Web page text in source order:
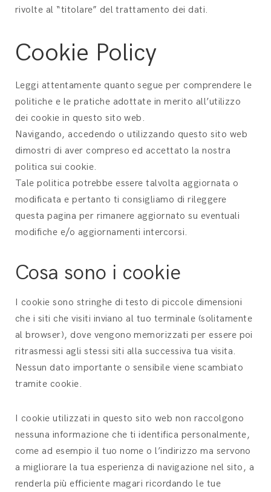
rivolte al “titolare” del trattamento dei dati.
Cookie Policy
Leggi attentamente quanto segue per comprendere le
politiche e le pratiche adottate in merito all’utilizzo
dei cookie in questo sito web.
Navigando, accedendo o utilizzando questo sito web
dimostri di aver compreso ed accettato la nostra
politica sui cookie.
Tale politica potrebbe essere talvolta aggiornata o
modificata e pertanto ti consigliamo di rileggere
questa pagina per rimanere aggiornato su eventuali
modifiche e/o aggiornamenti intercorsi.
Cosa sono i cookie
I cookie sono stringhe di testo di piccole dimensioni
che i siti che visiti inviano al tuo terminale (solitamente
al browser), dove vengono memorizzati per essere poi
ritrasmessi agli stessi siti alla successiva tua visita.
Nessun dato importante o sensibile viene scambiato
tramite cookie.
I cookie utilizzati in questo sito web non raccolgono
nessuna informazione che ti identifica personalmente,
come ad esempio il tuo nome o l’indirizzo ma servono
a migliorare la tua esperienza di navigazione nel sito, a
renderla più efficiente magari ricordando le tue